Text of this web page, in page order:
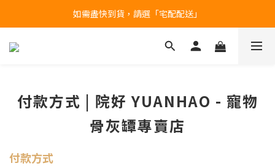
台北民權門市，現貨展示中
如需盡快到貨，請選「宅配配送」
產品均備有現貨，下單後最快當天即可出貨
付款方式 | 院好 YUANHAO - 寵物
骨灰罈專賣店
付款方式